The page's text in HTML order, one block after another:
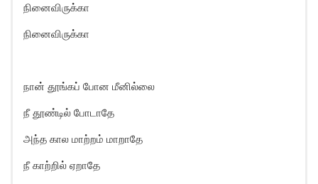
நினைவிருக்கா
நினைவிருக்கா
நான் தூங்கப் போன மீனில்லை
நீ தூண்டில் போடாதே
அந்த கால மாற்றம் மாறாதே
நீ காற்றில் ஏறாதே